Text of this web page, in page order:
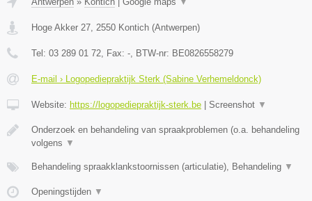
Hoge Akker 27, 2550 Kontich (Antwerpen)
Tel: 03 289 01 72, Fax: -, BTW-nr: BE0826558279
E-mail › Logopediepraktijk Sterk (Sabine Verhemeldonck)
Website: https://logopediepraktijk-sterk.be Screenshot ▼
Onderzoek en behandeling van spraakproblemen (o.a. behandeling
volgens ▼
Behandeling spraakklankstoornissen (articulatie), Behandeling ▼
Openingstijden ▼